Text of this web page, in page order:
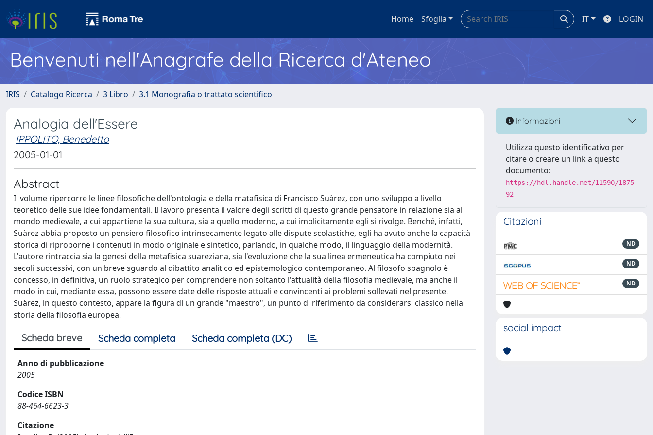
Home Sfoglia IT LOGIN
Benvenuti nell'Anagrafe della Ricerca d'Ateneo
IRIS Catalogo Ricerca 3 Libro 3.1 Monografia o trattato scientifico
Analogia dell'Essere
IPPOLITO, Benedetto
2005-01-01
Abstract
Il volume ripercorre le linee filosofiche dell'ontologia e della matafisica di Francisco Suàrez, con uno sviluppo a livello
teoretico delle sue idee fondamentali. Il lavoro presenta il valore degli scritti di questo grande pensatore in relazione sia al
mondo medievale, a cui appartiene la sua cultura, sia a quello moderno, a cui implicitamente egli si rivolge. Benché, infatti,
Suàrez abbia proposto un pensiero filosofico intrinsecamente legato alle dispute scolastiche, egli ha avuto anche la capacità
storica di riproporne i contenuti in modo originale e sintetico, parlando, in qualche modo, il linguaggio della modernità.
L'autore rintraccia sia la genesi della metafisica suareziana, sia l'evoluzione che la sua linea ermeneutica ha compiuto nei
secoli successivi, con un breve sguardo al dibattito analitico ed epistemologico contemporaneo. Al filosofo spagnolo è
concesso, in definitiva, un ruolo strategico per comprendere non soltanto l'attualità della filosofia medievale, ma anche il
modo in cui, mediante essa, possono essere date delle risposte attuali e convincenti ai problemi sollevati nel presente.
Suàrez, in questo contesto, appare la figura di un grande "maestro", un punto di riferimento da considerarsi classico nella
storia della filosofia europea.
Scheda breve Scheda completa Scheda completa (DC)
Anno di pubblicazione
2005
Codice ISBN
88-464-6623-3
Citazione
Informazioni
Utilizza questo identificativo per
citare o creare un link a questo
documento:
https://hdl.handle.net/11590/1875
92
Citazioni
ND
ND
ND
social impact